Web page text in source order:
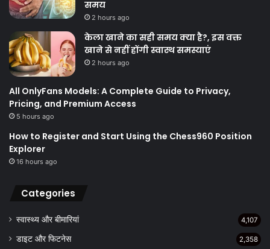
समय
2 hours ago
केला खाने का सही समय क्‍या है?, इस वक्त
खाने से नहीं होंगी स्वास्थ समस्याएं
2 hours ago
All OnlyFans Models: A Complete Guide to Privacy,
Pricing, and Premium Access
5 hours ago
How to Register and Start Using the Chess960 Position
Explorer
16 hours ago
Categories
स्वास्थ्य और बीमारियां 4,107
डाइट और फिटनेस 2,358